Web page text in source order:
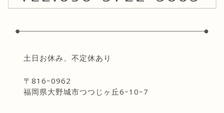
土日お休み、不定休あり
〒816ｰ0962
福岡県大野城市つつじヶ丘6ｰ10ｰ7